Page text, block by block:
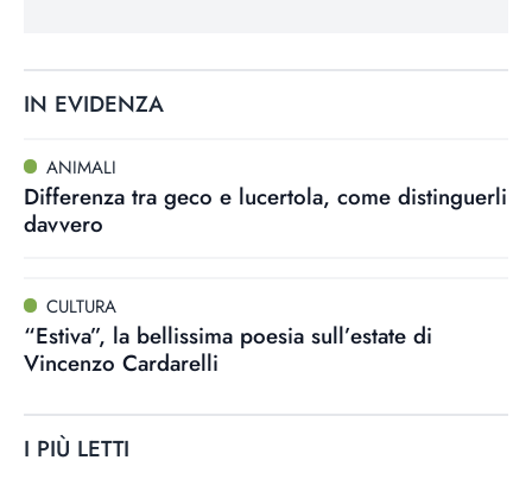
IN EVIDENZA
ANIMALI
Differenza tra geco e lucertola, come distinguerli
davvero
CULTURA
“Estiva”, la bellissima poesia sull’estate di
Vincenzo Cardarelli
I PIÙ LETTI